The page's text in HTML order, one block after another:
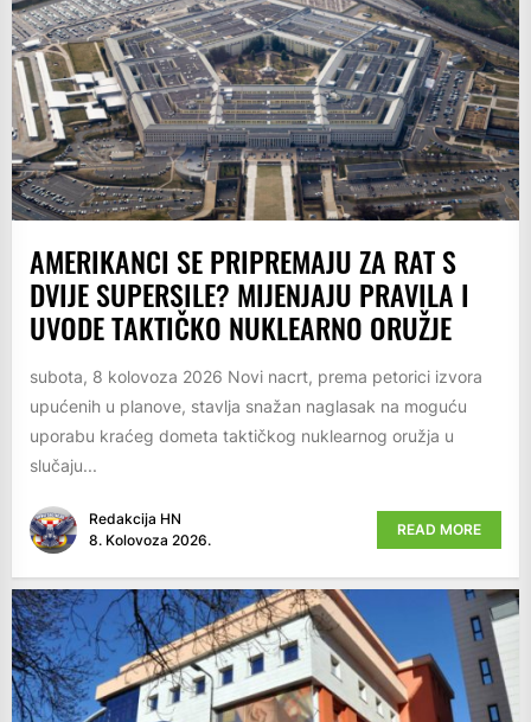
AMERIKANCI SE PRIPREMAJU ZA RAT S
DVIJE SUPERSILE? MIJENJAJU PRAVILA I
UVODE TAKTIČKO NUKLEARNO ORUŽJE
subota, 8 kolovoza 2026 Novi nacrt, prema petorici izvora
upućenih u planove, stavlja snažan naglasak na moguću
uporabu kraćeg dometa taktičkog nuklearnog oružja u
slučaju...
Redakcija HN
8. Kolovoza 2026.
READ MORE